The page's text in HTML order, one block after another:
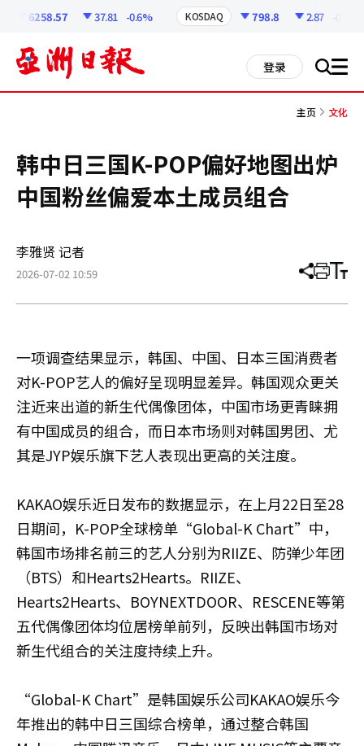
6258.57 37.81 -0.6% KOSDAQ 798.8 2.87 -0.36%
登录 搜 all
主页 文化
韩中日三国K-POP偏好地图出炉
中国粉丝偏爱本土成员组合
李雅贤 记者
2026-07-02 10:59 分
章
打 调
小
一项调查结果显示，韩国、中国、日本三国消费者
对K-POP艺人的偏好呈现明显差异。韩国观众更关
注近来出道的新生代偶像团体，中国市场更青睐拥
有中国成员的组合，而日本市场则对韩国男团、尤
其是JYP娱乐旗下艺人表现出更高的关注度。
KAKAO娱乐近日发布的数据显示，在上月22日至28
日期间，K-POP全球榜单“Global-K Chart”中，
韩国市场排名前三的艺人分别为RIIZE、防弹少年团
（BTS）和Hearts2Hearts。RIIZE、
Hearts2Hearts、BOYNEXTDOOR、RESCENE等第
五代偶像团体均位居榜单前列，反映出韩国市场对
新生代组合的关注度持续上升。
“Global-K Chart”是韩国娱乐公司KAKAO娱乐今
年推出的韩中日三国综合榜单，通过整合韩国